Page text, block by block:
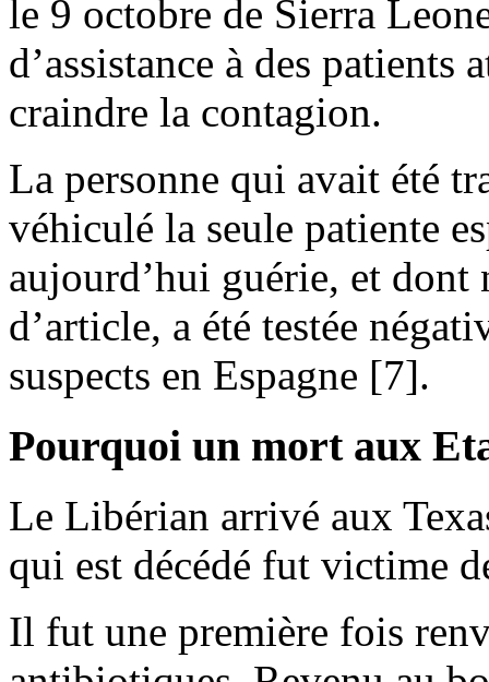
le 9 octobre de Sierra
d’assistance à des
craindre la contagion.
La personne qui avait été
véhiculé la seule patiente
aujourd’hui guérie, et dont
d’article, a été testée
suspects en Espagne [7].
Pourquoi un mort aux
Le Libérian arrivé aux
qui est décédé fut victime
Il fut une première fois